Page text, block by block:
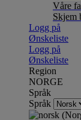
Våre
Skjem
Logg på
Ønskeliste
Logg på
Ønskeliste
Region
NORGE
Språk
Språk